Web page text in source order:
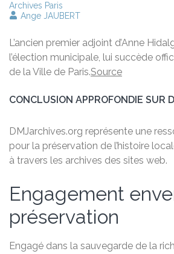
Archives Paris
Ange JAUBERT
L’ancien premier adjoint d’Anne
l’élection municipale, lui succède
de la Ville de Paris.Source
CONCLUSION APPROFONDIE SUR
DMJarchives.org représente une
pour la préservation de l’histoire
à travers les archives des sites web.
Engagement
préservation
Engagé dans la sauvegarde de la